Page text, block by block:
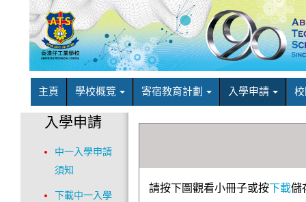
主頁 學校概覽 寄宿教育計劃 入學申請
請按下圖觀看小冊子或按下載儲
入學申請
中一入學申請
須知
下載中一入學